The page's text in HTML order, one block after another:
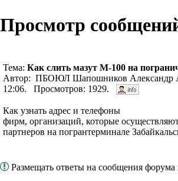
Просмотр
Тема: Как слить мазут М-100 на
Автор: ПБОЮЛ Шапошников Александр
12:06. Просмотров: 1929.
Как узнать адрес и телефоны
фирм, организаций, которые
партнеров на погрантерминале
Размещать ответы на сообщения